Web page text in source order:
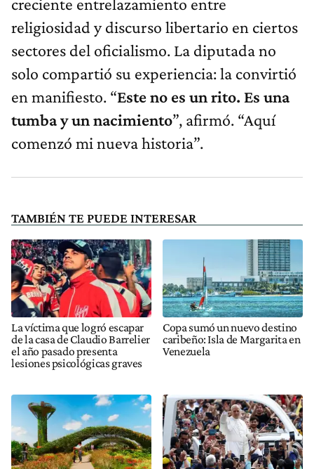
creciente entrelazamiento entre
religiosidad y discurso libertario en ciertos
sectores del oficialismo. La diputada no
solo compartió su experiencia: la convirtió
en manifiesto. “Este no es un rito. Es una
tumba y un nacimiento”, afirmó. “Aquí
comenzó mi nueva historia”.
TAMBIÉN TE PUEDE INTERESAR
La víctima que logró escapar
de la casa de Claudio Barrelier
el año pasado presenta
lesiones psicológicas graves
Copa sumó un nuevo destino
caribeño: Isla de Margarita en
Venezuela